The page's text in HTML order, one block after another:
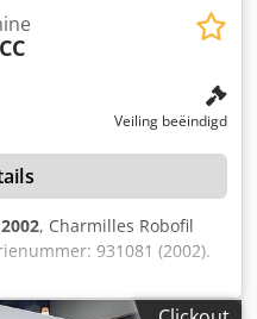
Veiling beëindigd
2002, Charmilles Robofil
931081 (2002).
Cedjznkk Tjpfx Abnjha Let
buiten gebruik gesteld